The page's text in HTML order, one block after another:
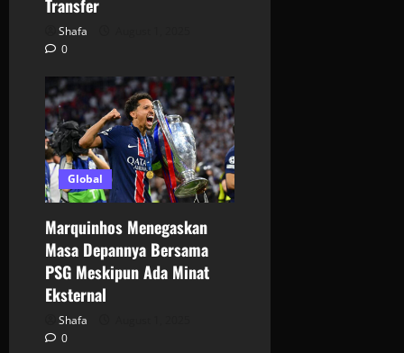
Transfer
Shafa
0
Global
Marquinhos Menegaskan
Masa Depannya Bersama
PSG Meskipun Ada Minat
Eksternal
Shafa
0